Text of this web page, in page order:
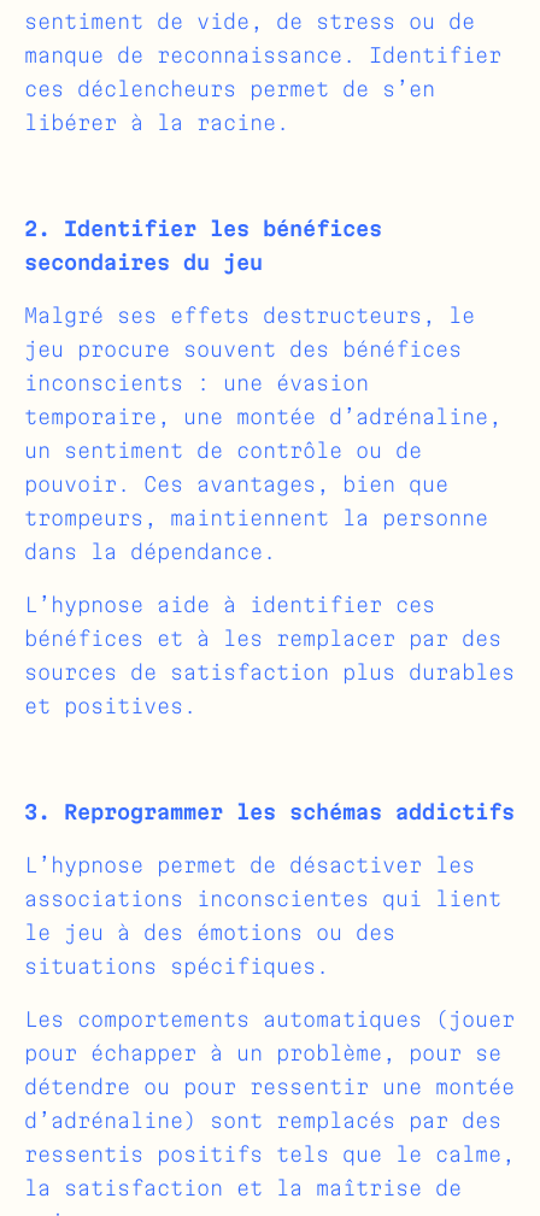
sentiment de vide, de stress ou de
manque de reconnaissance. Identifier
ces déclencheurs permet de s’en
libérer à la racine.
2. Identifier les bénéfices
secondaires du jeu
Malgré ses effets destructeurs, le
jeu procure souvent des bénéfices
inconscients : une évasion
temporaire, une montée d’adrénaline,
un sentiment de contrôle ou de
pouvoir. Ces avantages, bien que
trompeurs, maintiennent la personne
dans la dépendance.
L’hypnose aide à identifier ces
bénéfices et à les remplacer par des
sources de satisfaction plus durables
et positives.
3. Reprogrammer les schémas addictifs
L’hypnose permet de désactiver les
associations inconscientes qui lient
le jeu à des émotions ou des
situations spécifiques.
Les comportements automatiques (jouer
pour échapper à un problème, pour se
détendre ou pour ressentir une montée
d’adrénaline) sont remplacés par des
ressentis positifs tels que le calme,
la satisfaction et la maîtrise de